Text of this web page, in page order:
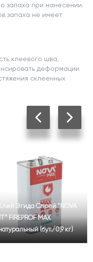
запаха при нанесении.
запаха не имеет
клеевого шва,
деформации
склеенных
Клей Эгида Спрей "NOVA
FIREPROF MAX
(бут./0,9 кг)